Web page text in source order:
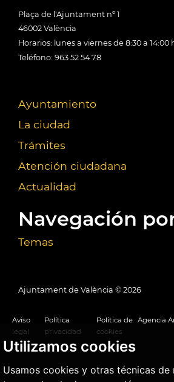
Utilizamos cookies
Usamos cookies y otras técnicas
Plaça de l'Ajuntament nº 1
46002 València
Horarios: lunes a viernes de 8:30 a 14:00
Teléfono: 963 52 54 78
Ayuntamiento
La ciudad
Trámites
Atención ciudadana
Actualidad
Navegación
Temas
Ajuntament de València © 2026
Aviso
legal
Política
privacidad
Política de
cookies
Agencia